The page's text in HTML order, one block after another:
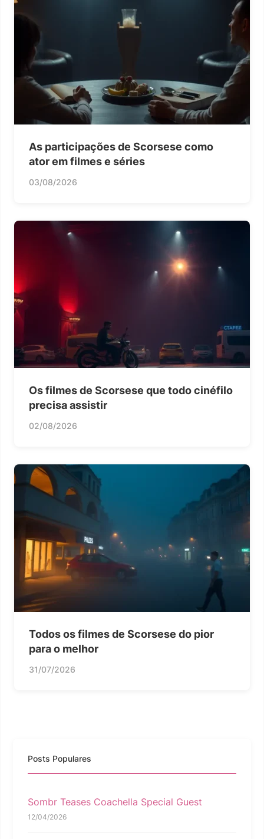
As participações de Scorsese como
ator em filmes e séries
03/08/2026
Os filmes de Scorsese que todo cinéfilo
precisa assistir
02/08/2026
Todos os filmes de Scorsese do pior
para o melhor
31/07/2026
Posts Populares
Sombr Teases Coachella Special Guest
12/04/2026